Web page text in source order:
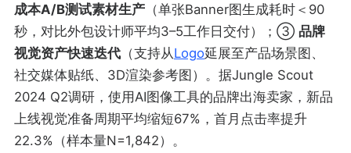
成本A/B测试素材生产（单张Banner图生成耗时＜90
秒，对比外包设计师平均3–5工作日交付）；③ 品牌
视觉资产快速迭代（支持从Logo延展至产品场景图、
社交媒体贴纸、3D渲染参考图）。据Jungle Scout
2024 Q2调研，使用AI图像工具的品牌出海卖家，新品
上线视觉准备周期平均缩短67%，首月点击率提升
22.3%（样本量N=1,842）。